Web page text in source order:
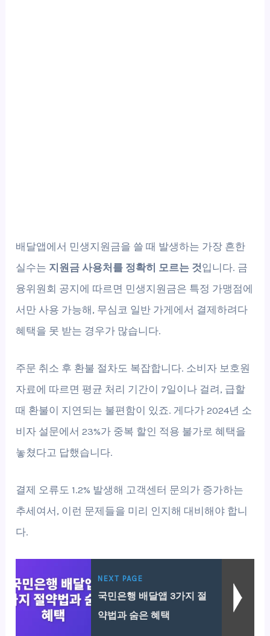
배달앱에서 민생지원금을 쓸 때 발생하는 가장 흔한
실수는 지원금 사용처를 정확히 모르는 것입니다. 금
융위원회 공지에 따르면 민생지원금은 특정 가맹점에
서만 사용 가능해, 무심코 일반 가게에서 결제하려다
혜택을 못 받는 경우가 많습니다.
주문 취소 후 환불 절차도 복잡합니다. 소비자 보호원
자료에 따르면 평균 처리 기간이 7일이나 걸려, 급할
때 환불이 지연되는 불편함이 있죠. 게다가 2024년 소
비자 설문에서 23%가 중복 할인 적용 불가로 혜택을
놓쳤다고 답했습니다.
결제 오류도 1.2% 발생해 고객센터 문의가 증가하는
추세여서, 이런 문제들을 미리 인지해 대비해야 합니
다.
NEXT PAGE
국민은행 배달앱 3가지 절
약법과 숨은 혜택